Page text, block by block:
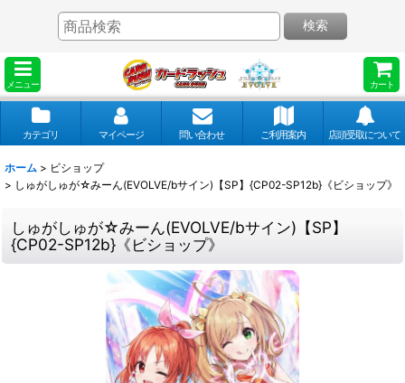
メニュー カート
検索
カテゴリ マイページ 問い合わせ ご利用案内 店頭受取について
ホーム > ビショップ
> しゅがしゅが☆みーん(EVOLVE/bサイン)【SP】{CP02-SP12b}《ビショップ》
しゅがしゅが☆みーん(EVOLVE/bサイン)【SP】
{CP02-SP12b}《ビショップ》